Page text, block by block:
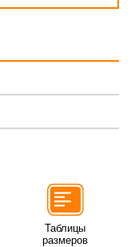
Таблицы
размеров